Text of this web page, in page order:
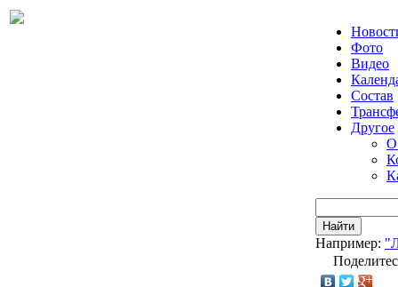
Фото
Видео
Состав
Другое
О
Найти
Например: